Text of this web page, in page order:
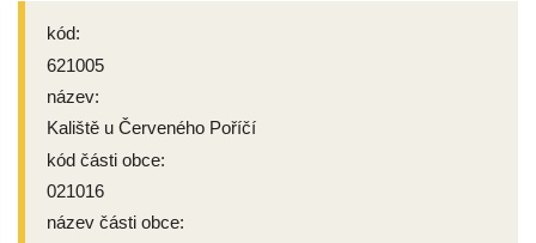
kód:
621005
název:
Kaliště u Červeného Poříčí
kód části obce:
021016
název části obce: